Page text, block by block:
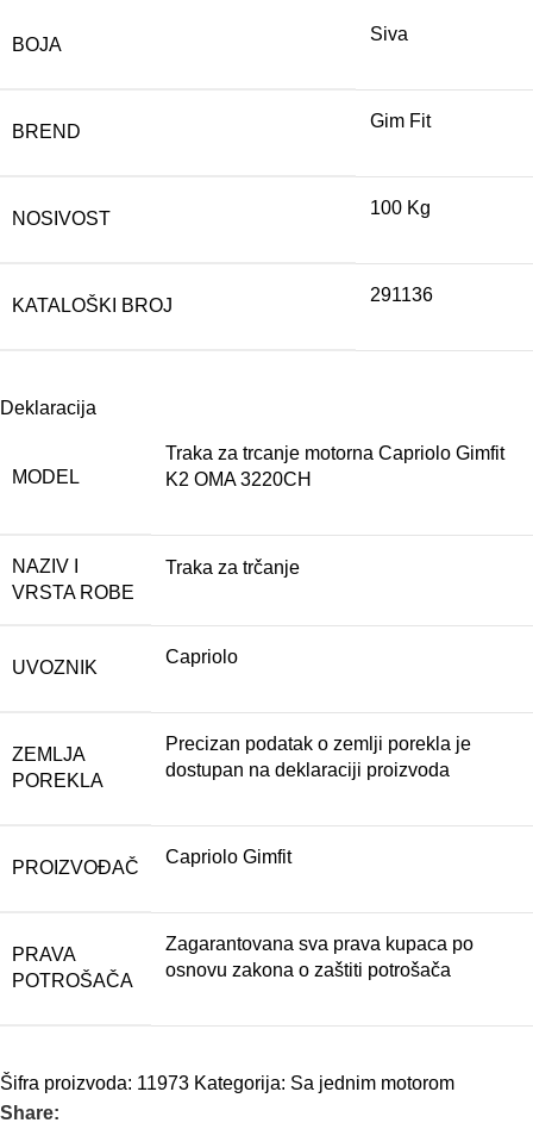
BOJA
Siva
BREND
Gim Fit
NOSIVOST
100 Kg
KATALOŠKI BROJ
291136
Deklaracija
MODEL
Traka za trcanje motorna Capriolo Gimfit
K2 OMA 3220CH
NAZIV I
VRSTA ROBE
Traka za trčanje
UVOZNIK
Capriolo
ZEMLJA
POREKLA
Precizan podatak o zemlji porekla je
dostupan na deklaraciji proizvoda
PROIZVOĐAČ
Capriolo Gimfit
PRAVA
POTROŠAČA
Zagarantovana sva prava kupaca po
osnovu zakona o zaštiti potrošača
Šifra proizvoda: 11973 Kategorija: Sa jednim motorom
Share: